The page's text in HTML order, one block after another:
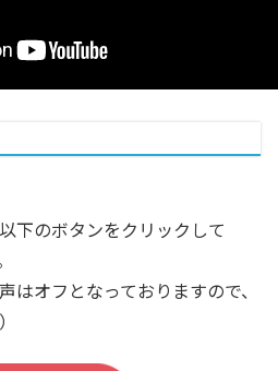
下のボタンをクリックして
はオフとなっておりますので、